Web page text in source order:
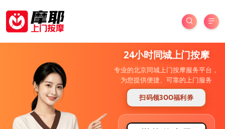
24小时同城上门按摩
专业的北京同城上门按摩服务平台，
为您提供便捷、可靠的上门服务
扫码领3OO福利券